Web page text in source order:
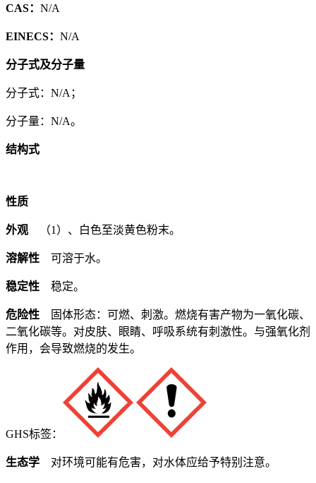
CAS： N/A
EINECS： N/A
分子式及分子量
分子式：N/A；
分子量：N/A。
结构式
性质
外观 （1）、白色至淡黄色粉末。
溶解性 可溶于水。
稳定性 稳定。
危险性
固体形态：可燃、刺激。燃烧有害产物为一氧化碳、
二氧化碳等。对皮肤、眼睛、呼吸系统有刺激性。与强氧化剂
作用，会导致燃烧的发生。
GHS标签：
生态学 对环境可能有危害，对水体应给予特别注意。